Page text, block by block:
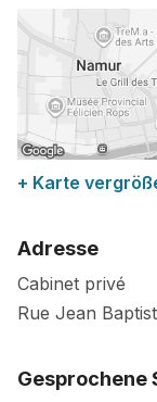
+ Karte
Adresse
Cabinet privé
Rue Jean
Gesprochene